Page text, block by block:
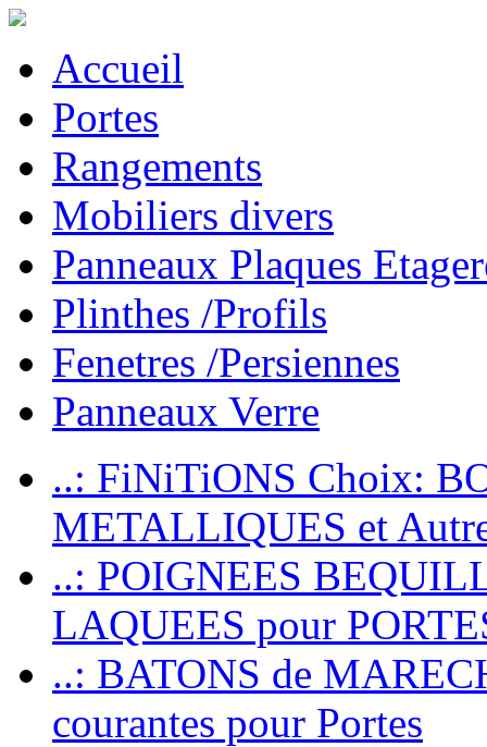
Accueil
Portes
Rangements
Mobiliers divers
Panneaux Plaques
Plinthes /Profils
Fenetres /Persiennes
Panneaux Verre
..: FiNiTiONS Choix:
METALLIQUES et
..: POIGNEES
LAQUEES pour
..: BATONS de
courantes pour Portes